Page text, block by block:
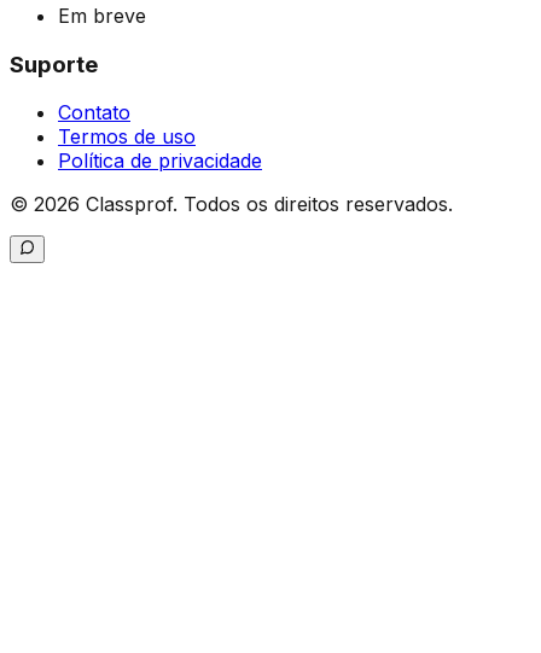
Em breve
Suporte
Contato
Termos de uso
Política de privacidade
© 2026 Classprof. Todos os direitos reservados.